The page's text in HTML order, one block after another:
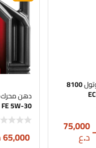
دهن محرك موتول 8100
75,000
د.ع
5W-30
65,000